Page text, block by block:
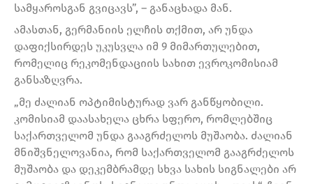
სამყაროსგან გვიცავს”, – განაცხადა მან.
ამასთან, გერმანიის ელჩის თქმით, არ უნდა
დაფიქსირდეს უკუსვლა იმ 9 მიმართულებით,
რომელიც რეკომენდაციის სახით ევროკომისიამ
განსაზღვრა.
„მე ძალიან ოპტიმისტურად ვარ განწყობილი.
კომისიამ დაასახელა ცხრა სფერო, რომლებშიც
საქართველომ უნდა გააგრძელოს მუშაობა. ძალიან
მნიშვნელოვანია, რომ საქართველომ გააგრძელოს
მუშაობა და დეკემბრამდე სხვა სახის სიგნალები არ